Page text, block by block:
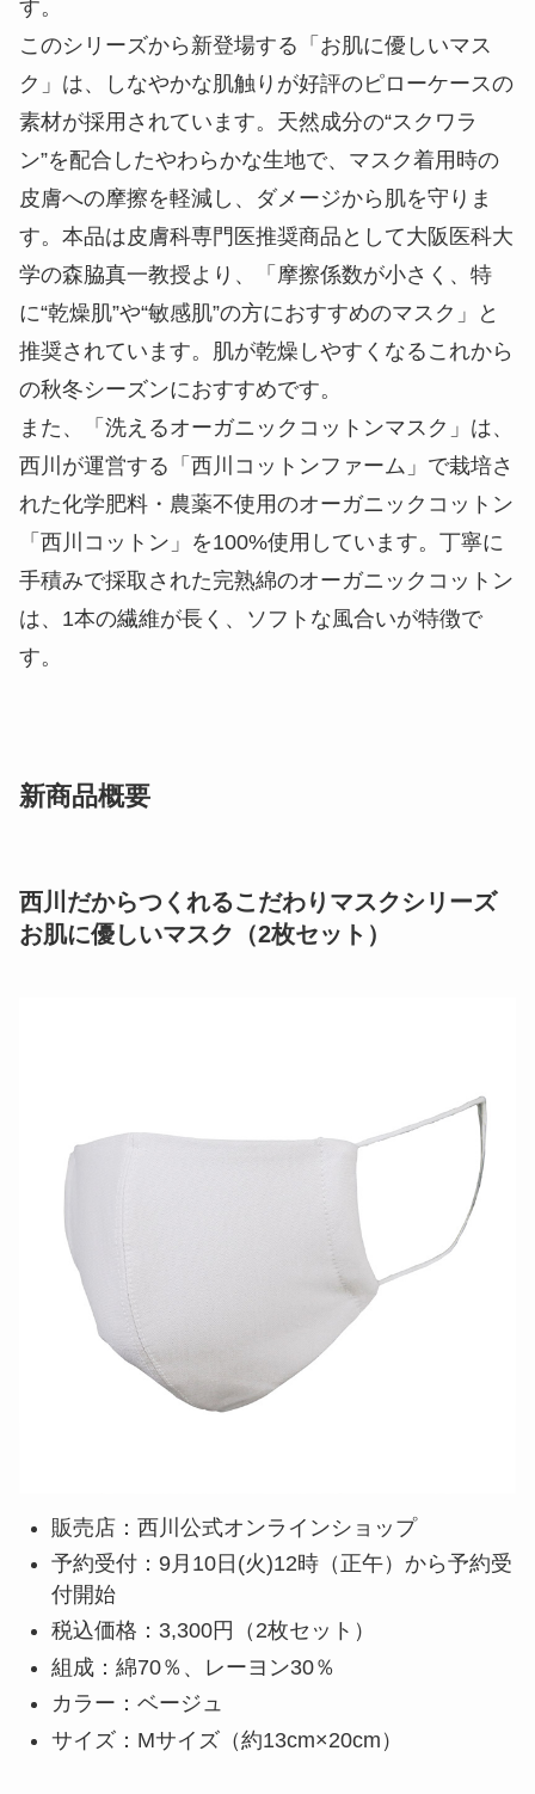
す。
このシリーズから新登場する「お肌に優しいマス
ク」は、しなやかな肌触りが好評のピローケースの
素材が採用されています。天然成分の“スクワラ
ン”を配合したやわらかな生地で、マスク着用時の
皮膚への摩擦を軽減し、ダメージから肌を守りま
す。本品は皮膚科専門医推奨商品として大阪医科大
学の森脇真一教授より、「摩擦係数が小さく、特
に“乾燥肌”や“敏感肌”の方におすすめのマスク」と
推奨されています。肌が乾燥しやすくなるこれから
の秋冬シーズンにおすすめです。
また、「洗えるオーガニックコットンマスク」は、
西川が運営する「西川コットンファーム」で栽培さ
れた化学肥料・農薬不使用のオーガニックコットン
「西川コットン」を100%使用しています。丁寧に
手積みで採取された完熟綿のオーガニックコットン
は、1本の繊維が長く、ソフトな風合いが特徴で
す。
新商品概要
西川だからつくれるこだわりマスクシリーズ
お肌に優しいマスク（2枚セット）
販売店：西川公式オンラインショップ
予約受付：9月10日(火)12時（正午）から予約受
付開始
税込価格：3,300円（2枚セット）
組成：綿70％、レーヨン30％
カラー：ベージュ
サイズ：Mサイズ（約13cm×20cm）